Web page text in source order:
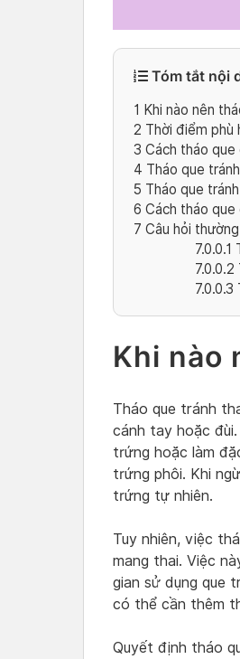
Tóm tắt nội
1 Khi nào nên
2 Thời điểm phù
3 Cách tháo que
4 Tháo que
5 Tháo que
6 Cách tháo que
7 Câu hỏi
7.0.0.1
7.0.0.2
7.0.0.3
Khi nào
Tháo que tránh
cánh tay hoặc đùi.
trứng hoặc làm
trứng phôi. Khi
trứng tự nhiên.
Tuy nhiên, việc
mang thai. Việc
gian sử dụng que
có thể cần thêm
Quyết định tháo